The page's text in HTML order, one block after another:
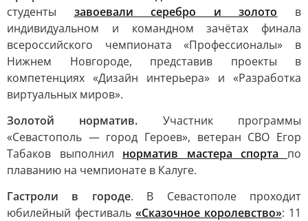
студенты завоевали серебро и золото в
индивидуальном и командном зачётах финала
всероссийского чемпионата «Профессионалы» в
Нижнем Новгороде, представив проекты в
компетенциях «Дизайн интерьера» и «Разработка
виртуальных миров».
Золотой норматив. Участник программы
«Севастополь — город Героев», ветеран СВО Егор
Табаков выполнил норматив мастера спорта по
плаванию на чемпионате в Калуге.
Гастроли в городе. В Севастополе проходит
юбилейный фестиваль «Сказочное королевство»: 11